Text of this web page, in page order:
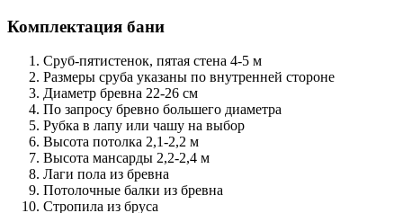
Комплектация бани
Сруб-пятистенок, пятая стена 4-5 м
Размеры сруба указаны по внутренней стороне
Диаметр бревна 22-26 см
По запросу бревно большего диаметра
Рубка в лапу или чашу на выбор
Высота потолка 2,1-2,2 м
Высота мансарды 2,2-2,4 м
Лаги пола из бревна
Потолочные балки из бревна
Стропила из бруса